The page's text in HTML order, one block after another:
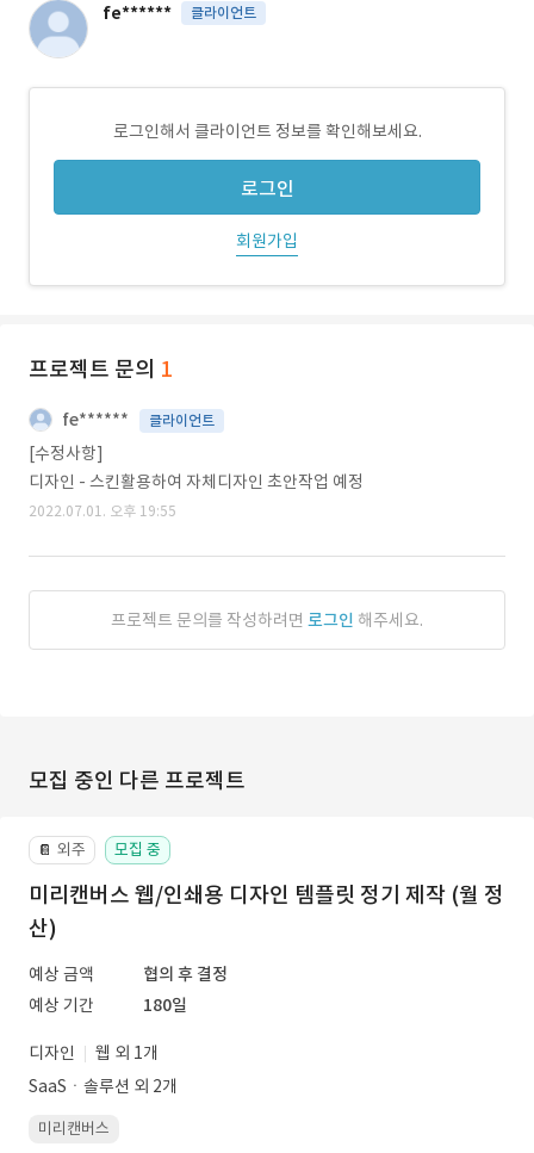
fe****** 클라이언트
로그인해서 클라이언트 정보를 확인해보세요.
로그인
회원가입
프로젝트 문의 1
fe****** 클라이언트
[수정사항]
디자인 - 스킨활용하여 자체디자인 초안작업 예정
2022.07.01. 오후 19:55
프로젝트 문의를 작성하려면 로그인 해주세요.
모집 중인 다른 프로젝트
📔 외주 모집 중
미리캔버스 웹/인쇄용 디자인 템플릿 정기 제작 (월 정
산)
예상 금액
협의 후 결정
예상 기간
180일
디자인
웹 외 1개
SaaSㆍ솔루션 외 2개
미리캔버스